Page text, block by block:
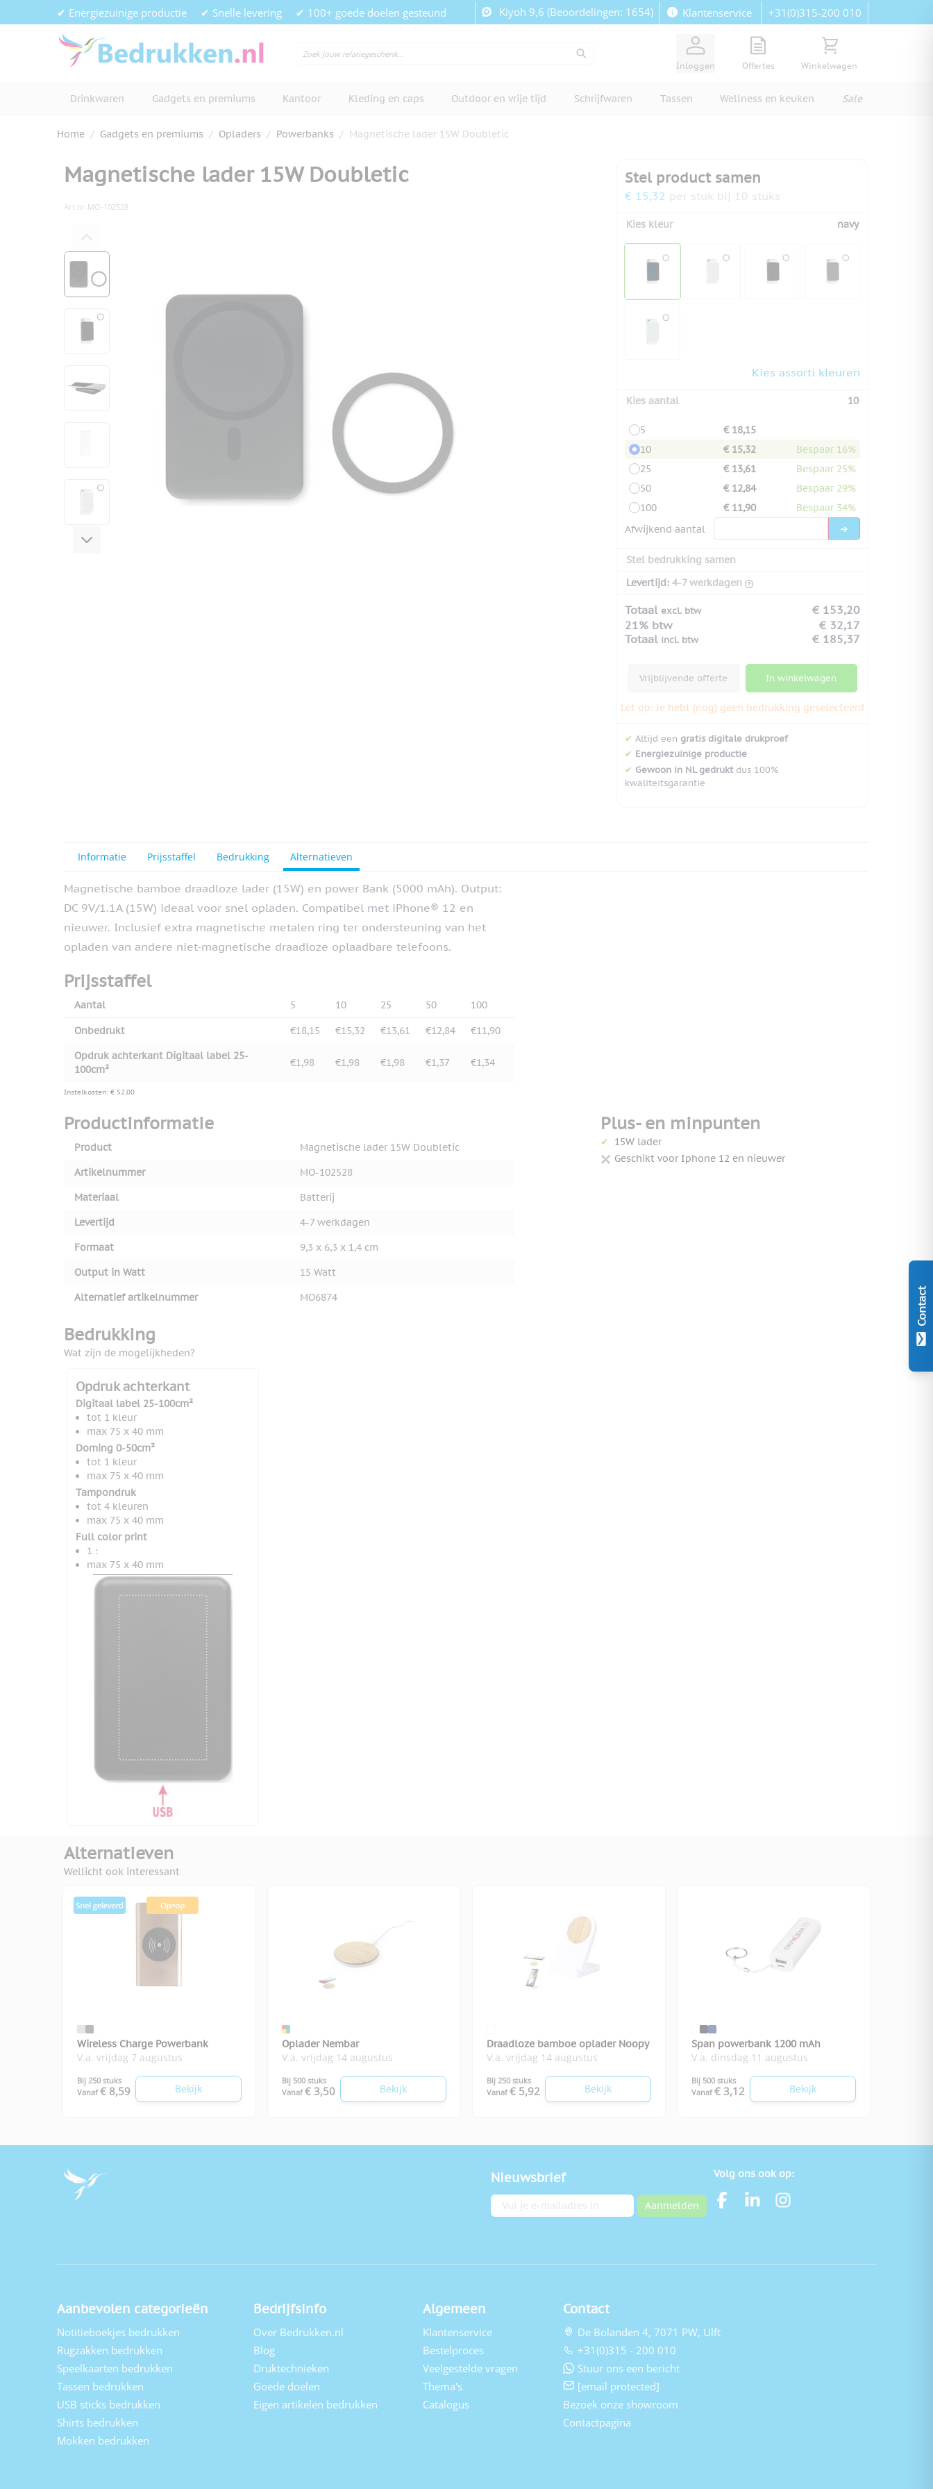
Contact
Ga naar de inhoud✔ Energiezuinige productie ✔ Snelle levering ✔ 100+ goede doelen gesteund Kiyoh 9,6 (Beoordelingen: 1654) Klantenservice +31(0)315-200 010
Inloggen
View quote, Quote is empty
Offertes
Bekijk winkelwagen,
Winkelwagen
Drinkwaren Gadgets en premiums Kantoor Kleding en caps Outdoor en vrije tijd Schrijfwaren Tassen Wellness en keuken Sale
Home / Gadgets en premiums / Opladers / Powerbanks / Magnetische lader 15W Doubletic
Magnetische lader 15W Doubletic
Art.nr.MO-102528
View larger image
View larger image
View larger image
View larger image
Stel product samen
€ 15,32 per stuk bij 10 stuks
Kies kleur navy
Kies assorti kleuren
Kies aantal 10
5
€ 18,15
10
€ 15,32
Bespaar 16%
25
€ 13,61
Bespaar 25%
50
€ 12,84
Bespaar 29%
100
€ 11,90
Bespaar 34%
Afwijkend aantal
Stel bedrukking samen
Levertijd: 4-7 werkdagen
Totaal excl. btw
€ 153,20
21% btw
€ 32,17
Totaal incl. btw € 185,37
Vrijblijvende offerte In winkelwagen
Let op: Je hebt (nog) geen bedrukking geselecteerd
✔ Altijd een gratis digitale drukproef
✔ Energiezuinige productie
✔ Gewoon in NL gedruktdus 100%
kwaliteitsgarantie
Informatie Prijsstaffel Bedrukking Alternatieven
Magnetische bamboe draadloze lader (15W) en power Bank (5000 mAh). Output:
DC 9V/1.1A (15W) ideaal voor snel opladen. Compatibel met iPhone® 12 en
nieuwer. Inclusief extra magnetische metalen ring ter ondersteuning van het
opladen van andere niet-magnetische draadloze oplaadbare telefoons.
Prijsstaffel
Aantal 5 10 25 50 100
Onbedrukt €18,15 €15,32 €13,61 €12,84
€11,90
Opdruk achterkant Digitaal label 25-
100cm²
€1,98 €1,98 €1,98 €1,37 €1,34
Instelkosten: € 52,00
Productinformatie
Product
Magnetische lader 15W Doubletic
Artikelnummer
MO-102528
Materiaal
Batterij
Levertijd
4-7 werkdagen
Formaat
9,3 x 6,3 x 1,4 cm
Output in Watt
15 Watt
Alternatief artikelnummer
MO6874
Plus- en minpunten
15W lader
Geschikt voor Iphone 12 en nieuwer
Bedrukking
Wat zijn de mogelijkheden?
Opdruk achterkant
Digitaal label 25-100cm²
tot 1 kleur
max 75 x 40 mm
Doming 0-50cm²
tot 1 kleur
max 75 x 40 mm
Tampondruk
tot 4 kleuren
max 75 x 40 mm
Full color print
1 :
max 75 x 40 mm
Alternatieven
Wellicht ook interessant
Wireless Charge Powerbank
V.a. vrijdag 7 augustus
Bij 250 stuks
Vanaf € 8,59 Bekijk
Oplader Nembar
V.a. vrijdag 14 augustus
Bij 500 stuks
Vanaf € 3,50 Bekijk
Draadloze bamboe oplader Noopy
V.a. vrijdag 14 augustus
Bij 250 stuks
Vanaf € 5,92 Bekijk
Span powerbank 1200 mAh
V.a. dinsdag 11 augustus
Bij 500 stuks
Vanaf € 3,12 Bekijk
Nieuwsbrief
E-mailadres Aanmelden
Volg ons ook op:
Aanbevolen categorieën
Notitieboekjes bedrukken
Rugzakken bedrukken
Speelkaarten bedrukken
Tassen bedrukken
USB sticks bedrukken
Shirts bedrukken
Mokken bedrukken
Bedrijfsinfo
Over Bedrukken.nl
Blog
Druktechnieken
Goede doelen
Eigen artikelen bedrukken
Algemeen
Klantenservice
Bestelproces
Veelgestelde vragen
Thema's
Catalogus
Contact
De Bolanden 4, 7071 PW, Ulft
+31(0)315 - 200 010
Stuur ons een bericht
[email protected]
Bezoek onze showroom
Contactpagina